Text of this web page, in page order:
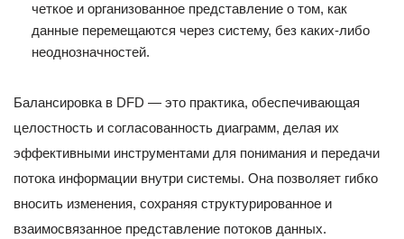
четкое и организованное представление о том, как
данные перемещаются через систему, без каких-либо
неоднозначностей.
Балансировка в DFD — это практика, обеспечивающая
целостность и согласованность диаграмм, делая их
эффективными инструментами для понимания и передачи
потока информации внутри системы. Она позволяет гибко
вносить изменения, сохраняя структурированное и
взаимосвязанное представление потоков данных.